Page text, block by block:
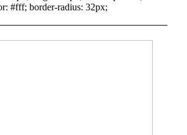
#fff; border-radius: 32px;